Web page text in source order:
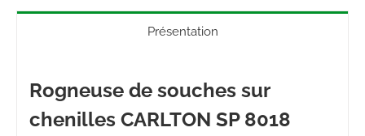
Présentation
Rogneuse de souches sur
chenilles CARLTON SP 8018